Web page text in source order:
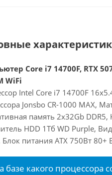
Core i7 14700F, RTX
WiFi
Intel Core i7 14700F
Jonsbo CR-1000 MAX,
память 2x32Gb DDR5,
HDD 1Тб WD Purple,
Блок питания ATX 750Вт 80+
базе какого процессора